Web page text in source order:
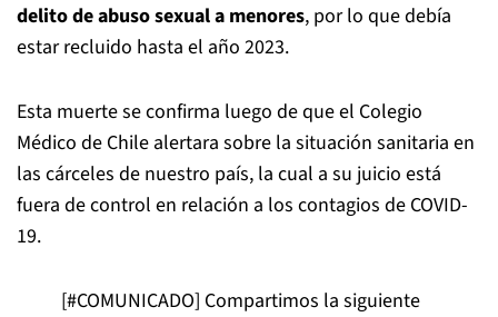
delito de abuso sexual a menores, por lo que debía
estar recluido hasta el año 2023.
Esta muerte se confirma luego de que el Colegio
Médico de Chile alertara sobre la situación sanitaria en
las cárceles de nuestro país, la cual a su juicio está
fuera de control en relación a los contagios de COVID-
19.
[#COMUNICADO] Compartimos la siguiente